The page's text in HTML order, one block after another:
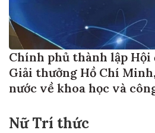
Chính phủ thành lập Hội
Giải thưởng Hồ Chí
nước về khoa học và
Nữ Trí thức